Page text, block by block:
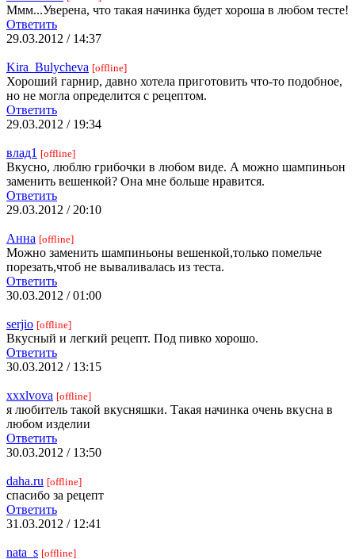
Ммм...Уверена, что такая начинка будет хороша в любом тесте!
Ответить
29.03.2012 / 14:37
Kira_Bulycheva [offline]
Хороший гарнир, давно хотела приготовить что-то подобное,
но не могла определится с рецептом.
Ответить
29.03.2012 / 19:34
влад1 [offline]
Вкусно, люблю грибочки в любом виде. А можно шампиньон
заменить вешенкой? Она мне больше нравится.
Ответить
29.03.2012 / 20:10
Анна [offline]
Можно заменить шампиньоны вешенкой,только помельче
порезать,чтоб не вываливалась из теста.
Ответить
30.03.2012 / 01:00
serjio [offline]
Вкусный и легкий рецепт. Под пивко хорошо.
Ответить
30.03.2012 / 13:15
xxxlvova [offline]
я любитель такой вкусняшки. Такая начинка очень вкусна в
любом изделии
Ответить
30.03.2012 / 13:50
daha.ru [offline]
спасибо за рецепт
Ответить
31.03.2012 / 12:41
nata_s [offline]